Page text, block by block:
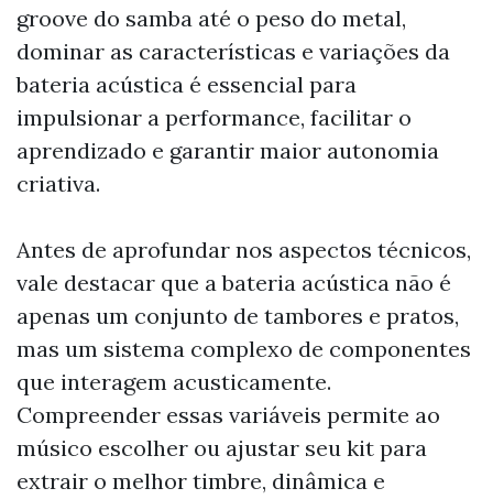
groove do samba até o peso do metal,
dominar as características e variações da
bateria acústica é essencial para
impulsionar a performance, facilitar o
aprendizado e garantir maior autonomia
criativa.
Antes de aprofundar nos aspectos técnicos,
vale destacar que a bateria acústica não é
apenas um conjunto de tambores e pratos,
mas um sistema complexo de componentes
que interagem acusticamente.
Compreender essas variáveis permite ao
músico escolher ou ajustar seu kit para
extrair o melhor timbre, dinâmica e